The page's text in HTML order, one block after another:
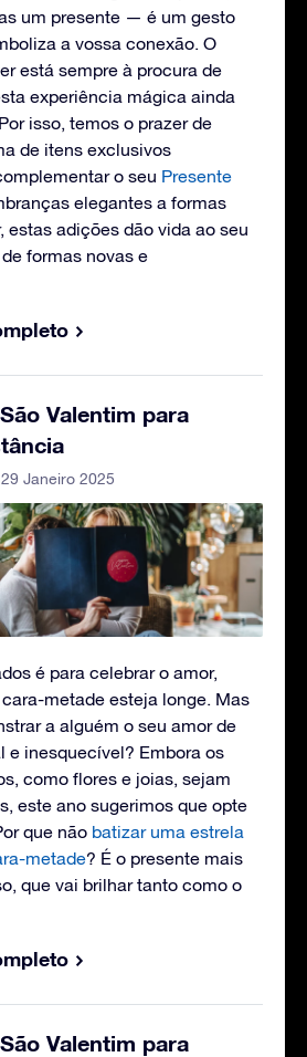
um presente — é um gesto
a vossa conexão. O
está sempre à procura de
experiência mágica ainda
isso, temos o prazer de
de itens exclusivos
o seu Presente
elegantes a formas
estas adições dão vida ao seu
formas novas e
Valentim para
Janeiro 2025
é para celebrar o amor,
metade esteja longe. Mas
a alguém o seu amor de
e inesquecível? Embora os
como flores e joias, sejam
este ano sugerimos que opte
que não batizar uma estrela
metade? É o presente mais
que vai brilhar tanto como o
Valentim para